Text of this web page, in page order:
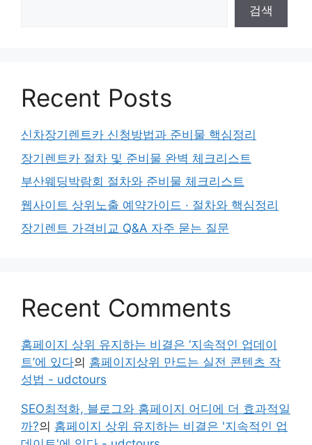
검색
Recent Posts
신차장기렌트카 신청방법과 준비물 핵심정리
장기렌트카 절차 및 준비물 완벽 체크리스트
부산웨딩박람회 절차와 준비물 체크리스트
웹사이트 상위노출 예약가이드 · 절차와 핵심정리
장기렌트 가격비교 Q&A 자주 묻는 질문
Recent Comments
홈페이지 상위 유지하는 비결은 ‘지속적인 업데이
트’에 있다의 홈페이지상위 만드는 실전 콘텐츠 작
성법 - udctours
SEO최적화, 블로그와 홈페이지 어디에 더 효과적일
까?의 홈페이지 상위 유지하는 비결은 '지속적인 업